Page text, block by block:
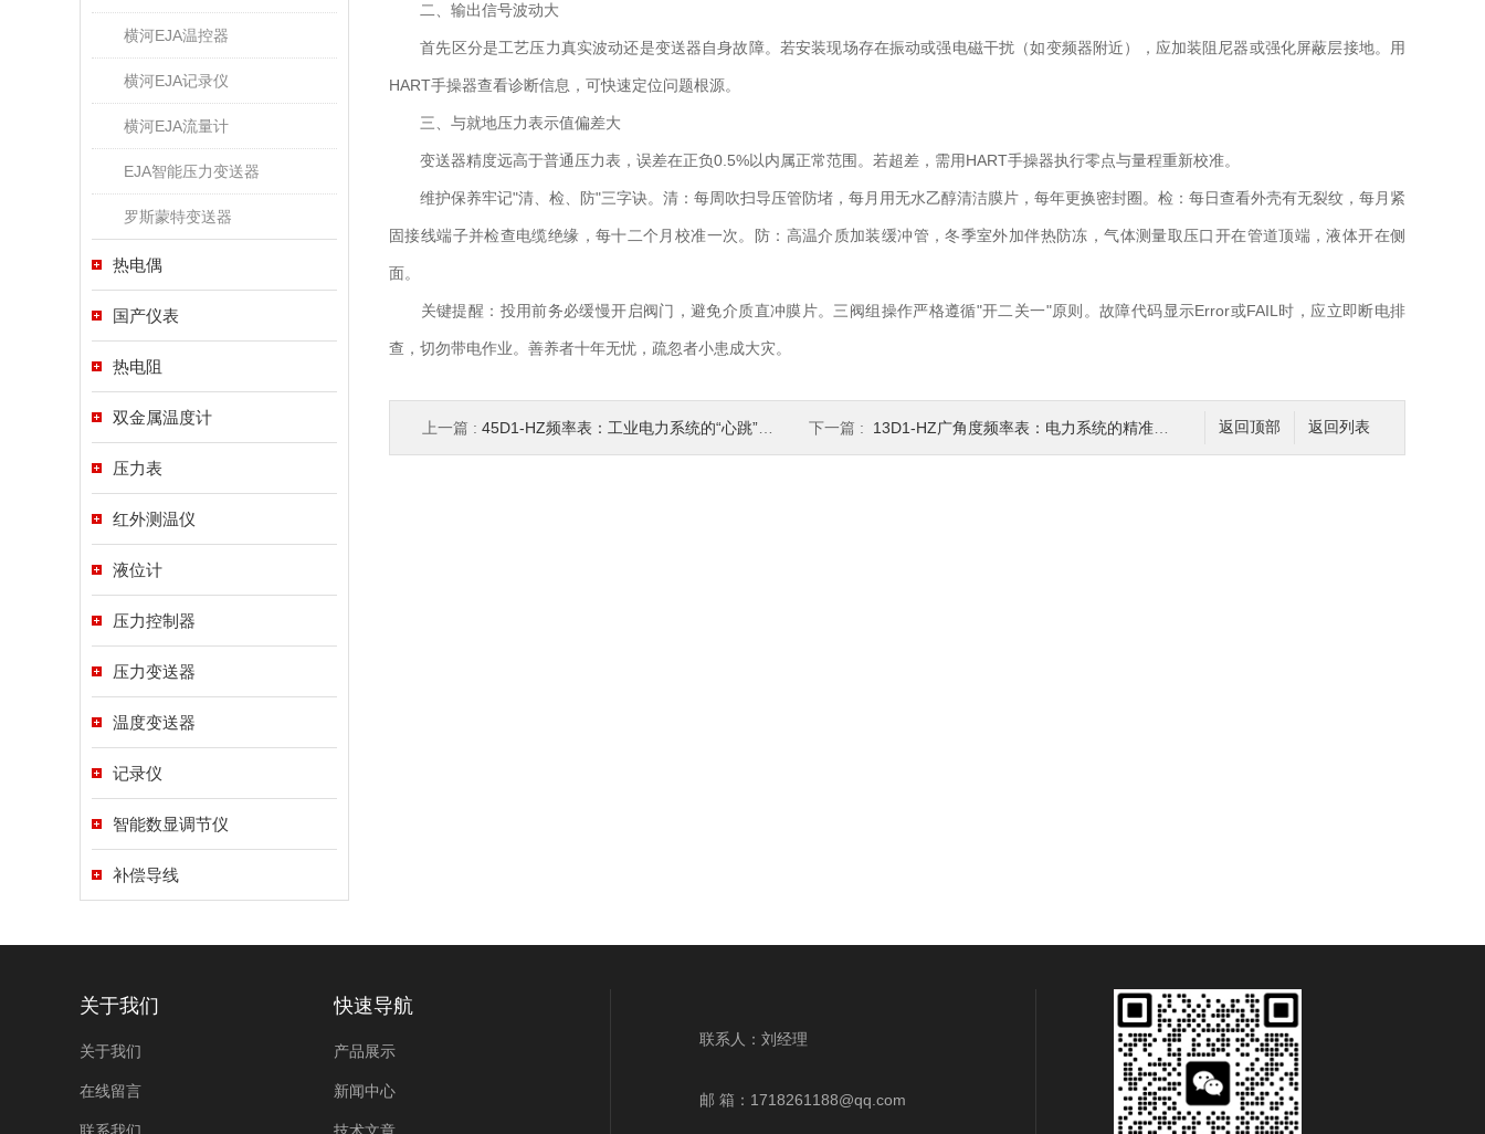
横河EJA温控器
横河EJA记录仪
横河EJA流量计
EJA智能压力变送器
罗斯蒙特变送器
热电偶
国产仪表
热电阻
双金属温度计
压力表
红外测温仪
液位计
压力控制器
压力变送器
温度变送器
记录仪
智能数显调节仪
补偿导线
二、输出信号波动大
首先区分是工艺压力真实波动还是变送器自身故障。若安装现场存在振动或强电磁干扰（如变频器附近），应加装阻尼器或强化屏蔽层接地。用
HART手操器查看诊断信息，可快速定位问题根源。
三、与就地压力表示值偏差大
变送器精度远高于普通压力表，误差在正负0.5%以内属正常范围。若超差，需用HART手操器执行零点与量程重新校准。
维护保养牢记"清、检、防"三字诀。清：每周吹扫导压管防堵，每月用无水乙醇清洁膜片，每年更换密封圈。检：每日查看外壳有无裂纹，每月紧
固接线端子并检查电缆绝缘，每十二个月校准一次。防：高温介质加装缓冲管，冬季室外加伴热防冻，气体测量取压口开在管道顶端，液体开在侧
面。
关键提醒：投用前务必缓慢开启阀门，避免介质直冲膜片。三阀组操作严格遵循"开二关一"原则。故障代码显示Error或FAIL时，应立即断电排
查，切勿带电作业。善养者十年无忧，疏忽者小患成大灾。
返回列表
返回顶部
上一篇 : 45D1-HZ频率表：工业电力系统的“心跳”监测者 下一篇 : 13D1-HZ广角度频率表：电力系统的精准“听诊器”
关于我们
关于我们
在线留言
快速导航
产品展示
新闻中心
联系人：刘经理
邮 箱：1718261188@qq.com